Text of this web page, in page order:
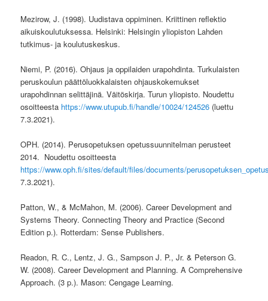
Mezirow, J. (1998). Uudistava oppiminen. Kriittinen reflektio
aikuiskoulutuksessa. Helsinki: Helsingin yliopiston Lahden
tutkimus- ja koulutuskeskus.
Niemi, P. (2016). Ohjaus ja oppilaiden urapohdinta. Turkulaisten
peruskoulun päättöluokkalaisten ohjauskokemukset
urapohdinnan selittäjinä. Väitöskirja. Turun yliopisto. Noudettu
osoitteesta https://www.utupub.fi/handle/10024/124526 (luettu
7.3.2021).
OPH. (2014). Perusopetuksen opetussuunnitelman perusteet
2014. Noudettu osoitteesta
https://www.oph.fi/sites/default/files/documents/
7.3.2021).
Patton, W., & McMahon, M. (2006). Career Development and
Systems Theory. Connecting Theory and Practice (Second
Edition p.). Rotterdam: Sense Publishers.
Readon, R. C., Lentz, J. G., Sampson J. P., Jr. & Peterson G.
W. (2008). Career Development and Planning. A Comprehensive
Approach. (3 p.). Mason: Cengage Learning.